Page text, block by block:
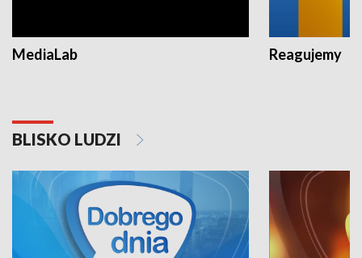
MediaLab Reagujemy
BLISKO LUDZI